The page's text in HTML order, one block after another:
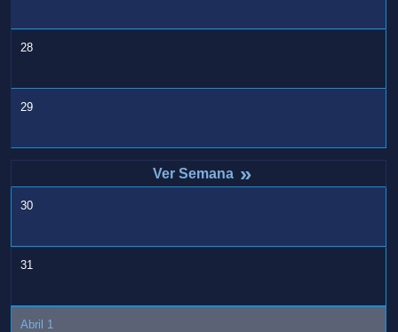
28
29
»
30
31
Abril 1